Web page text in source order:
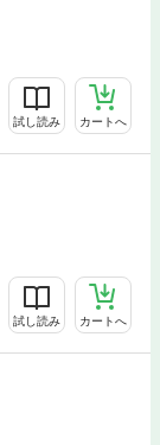
試し読み カートへ
試し読み カートへ